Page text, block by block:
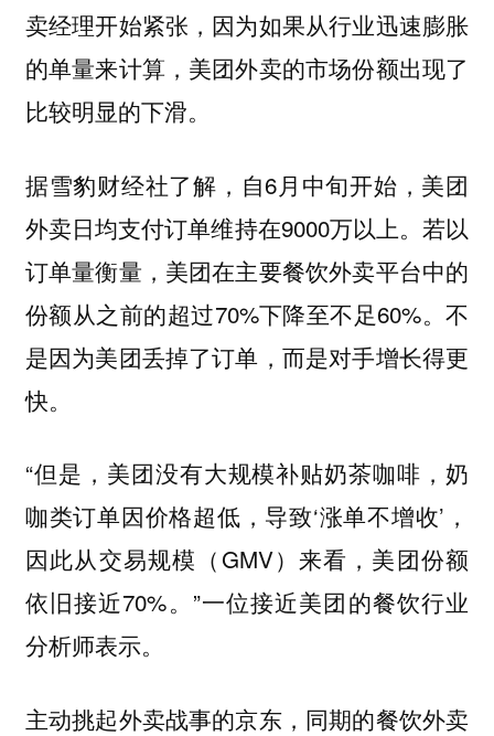
卖经理开始紧张，因为如果从行业迅速膨胀
的单量来计算，美团外卖的市场份额出现了
比较明显的下滑。
据雪豹财经社了解，自6月中旬开始，美团
外卖日均支付订单维持在9000万以上。若以
订单量衡量，美团在主要餐饮外卖平台中的
份额从之前的超过70%下降至不足60%。不
是因为美团丢掉了订单，而是对手增长得更
快。
“但是，美团没有大规模补贴奶茶咖啡，奶
咖类订单因价格超低，导致‘涨单不增收’，
因此从交易规模（GMV）来看，美团份额
依旧接近70%。”一位接近美团的餐饮行业
分析师表示。
主动挑起外卖战事的京东，同期的餐饮外卖